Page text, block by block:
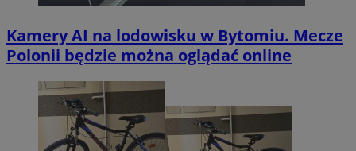
Kamery AI na lodowisku w Bytomiu. Mecze
Polonii będzie można oglądać online